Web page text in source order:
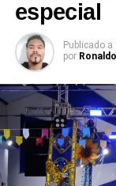
especial
Publicado a
por